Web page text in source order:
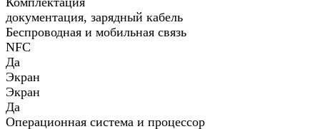
документация, зарядный кабель
Беспроводная и мобильная связь
NFC
Да
Экран
Экран
Да
Операционная система и процессор